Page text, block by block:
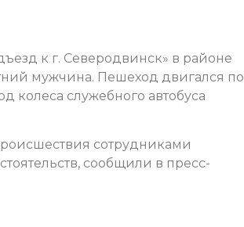
к г. Северодвинск» в районе
мужчина. Пешеход двигался по
колеса служебного автобуса
сотрудниками
сообщили в пресс-